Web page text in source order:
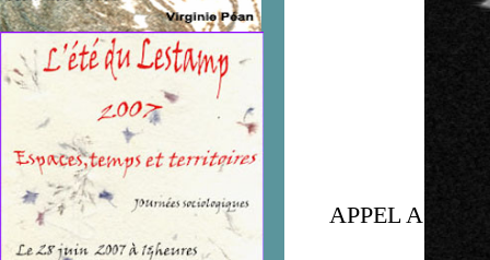
APPEL A